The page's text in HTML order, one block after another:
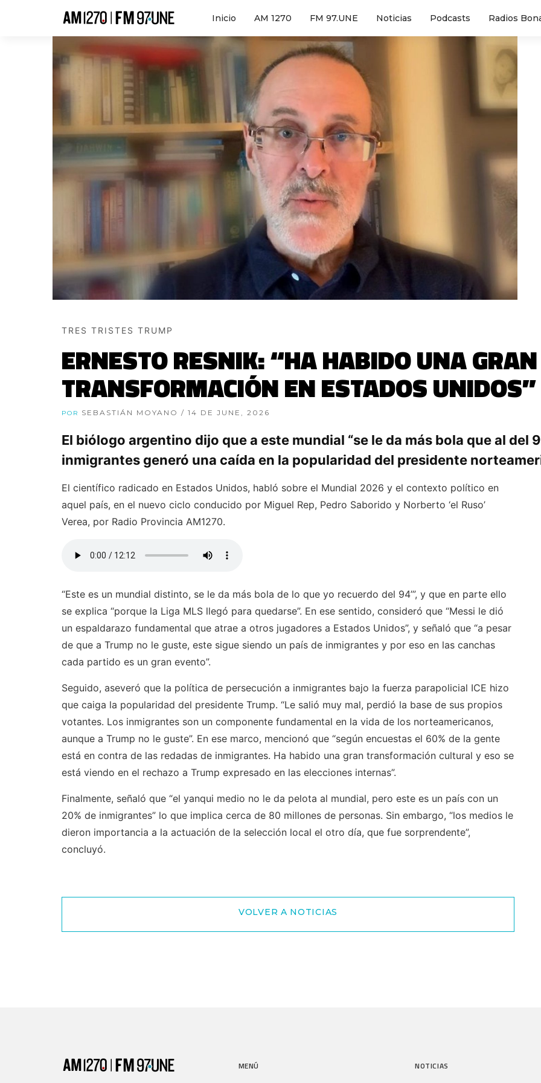
Inicio AM 1270 FM 97.UNE Noticias Podcasts Radios
TRES TRISTES TRUMP
ERNESTO RESNIK: “HA HABIDO UNA GRAN
TRANSFORMACIÓN EN ESTADOS UNIDOS”
POR SEBASTIÁN MOYANO / 14 DE JUNE, 2026
El biólogo argentino dijo que a este mundial “se le da más bola que al del
inmigrantes generó una caída en la popularidad del presidente
El científico radicado en Estados Unidos, habló sobre el Mundial 2026 y el contexto político en
aquel país, en el nuevo ciclo conducido por Miguel Rep, Pedro Saborido y Norberto ‘el Ruso’
Verea, por Radio Provincia AM1270.
“Este es un mundial distinto, se le da más bola de lo que yo recuerdo del 94’”, y que en parte ello
se explica “porque la Liga MLS llegó para quedarse”. En ese sentido, consideró que “Messi le dió
un espaldarazo fundamental que atrae a otros jugadores a Estados Unidos”, y señaló que “a pesar
de que a Trump no le guste, este sigue siendo un país de inmigrantes y por eso en las canchas
cada partido es un gran evento”.
Seguido, aseveró que la política de persecución a inmigrantes bajo la fuerza parapolicial ICE hizo
que caiga la popularidad del presidente Trump. “Le salió muy mal, perdió la base de sus propios
votantes. Los inmigrantes son un componente fundamental en la vida de los norteamericanos,
aunque a Trump no le guste”. En ese marco, mencionó que “según encuestas el 60% de la gente
está en contra de las redadas de inmigrantes. Ha habido una gran transformación cultural y eso se
está viendo en el rechazo a Trump expresado en las elecciones internas”.
Finalmente, señaló que “el yanqui medio no le da pelota al mundial, pero este es un país con un
20% de inmigrantes” lo que implica cerca de 80 millones de personas. Sin embargo, “los medios le
dieron importancia a la actuación de la selección local el otro día, que fue sorprendente”,
concluyó.
VOLVER A NOTICIAS
MENÚ NOTICIAS